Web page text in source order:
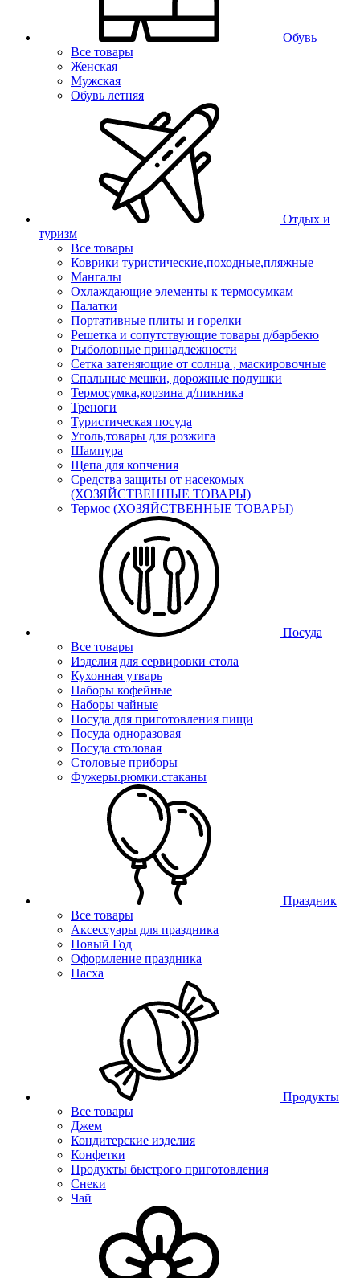
Обувь
Все товары
Женская
Мужская
Обувь летняя
Отдых и
туризм
Все товары
Коврики туристические,походные,пляжные
Мангалы
Охлаждающие элементы к термосумкам
Палатки
Портативные плиты и горелки
Решетка и сопутствующие товары д/барбекю
Рыболовные принадлежности
Сетка затеняющие от солнца , маскировочные
Спальные мешки, дорожные подушки
Термосумка,корзина д/пикника
Треноги
Туристическая посуда
Уголь,товары для розжига
Шампура
Щепа для копчения
Средства защиты от насекомых
(ХОЗЯЙСТВЕННЫЕ ТОВАРЫ)
Термос (ХОЗЯЙСТВЕННЫЕ ТОВАРЫ)
Посуда
Все товары
Изделия для сервировки стола
Кухонная утварь
Наборы кофейные
Наборы чайные
Посуда для приготовления пищи
Посуда одноразовая
Посуда столовая
Столовые приборы
Фужеры.рюмки.стаканы
Праздник
Все товары
Аксессуары для праздника
Новый Год
Оформление праздника
Пасха
Продукты
Все товары
Джем
Кондитерские изделия
Конфетки
Продукты быстрого приготовления
Снеки
Чай